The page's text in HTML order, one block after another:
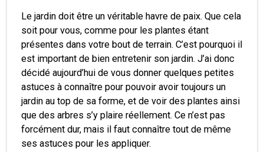
Le jardin doit être un véritable havre de paix. Que cela
soit pour vous, comme pour les plantes étant
présentes dans votre bout de terrain. C’est pourquoi il
est important de bien entretenir son jardin. J’ai donc
décidé aujourd’hui de vous donner quelques petites
astuces à connaître pour pouvoir avoir toujours un
jardin au top de sa forme, et de voir des plantes ainsi
que des arbres s’y plaire réellement. Ce n’est pas
forcément dur, mais il faut connaître tout de même
ses astuces pour les appliquer.